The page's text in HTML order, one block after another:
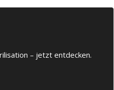
– jetzt entdecken.